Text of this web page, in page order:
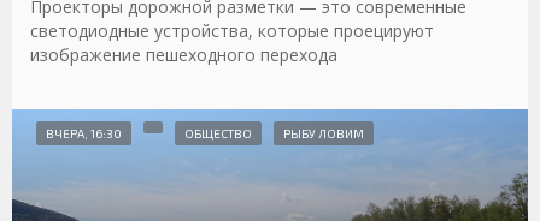
Проекторы дорожной разметки — это современные
светодиодные устройства, которые проецируют
изображение пешеходного перехода
ВЧЕРА, 16:30 ОБЩЕСТВО РЫБУ ЛОВИМ